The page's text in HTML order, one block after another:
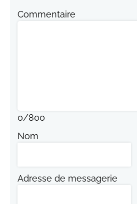
Commentaire
0/800
Nom
Adresse de messagerie